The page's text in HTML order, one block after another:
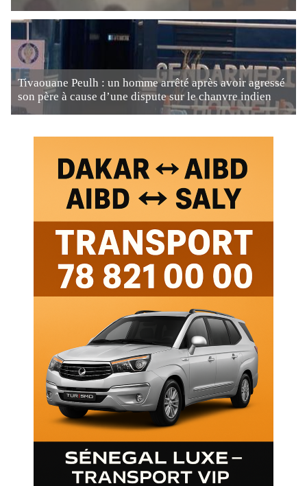
Tivaouane Peulh : un homme arrêté après avoir agressé
son père à cause d’une dispute sur le chanvre indien